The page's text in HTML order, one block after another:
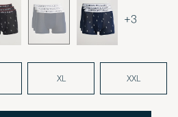
+3
XL XXL